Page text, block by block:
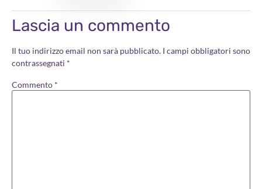
Lascia un commento
Il tuo indirizzo email non sarà pubblicato. I campi obbligatori sono
contrassegnati *
Commento *